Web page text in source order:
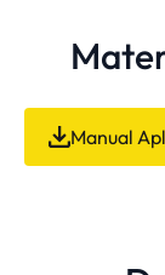
Manual